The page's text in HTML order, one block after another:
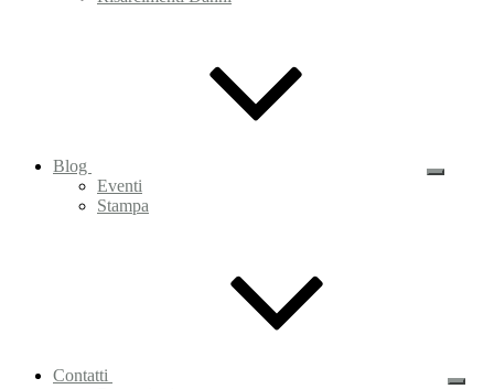
Blog
Eventi
Stampa
Contatti